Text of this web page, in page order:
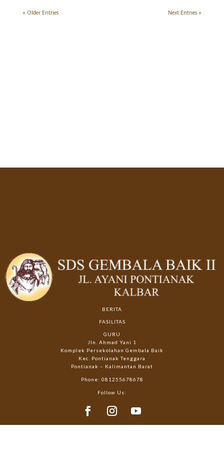
« Older Entries Next Entries »
BERITA
FASILITAS
GURU
Jln. Ahmad Yani 1
Komplek Persekolahan Gembala Baik
Kec. Pontianak Tenggara
Pontianak – Kalimantan Barat
Phone: 081255678678
Follow Us: